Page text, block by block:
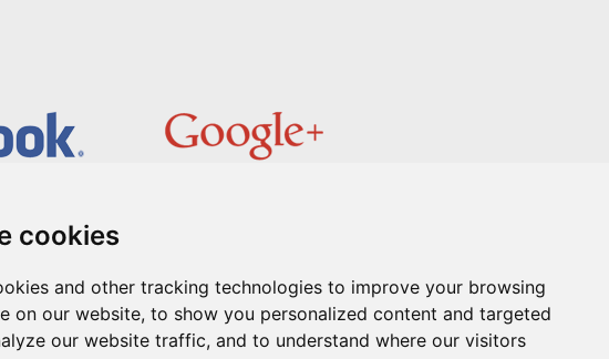
cookies
and other tracking technologies to improve your browsing
on our website, to show you personalized content and targeted
our website traffic, and to understand where our visitors
|Pinterest|RSS